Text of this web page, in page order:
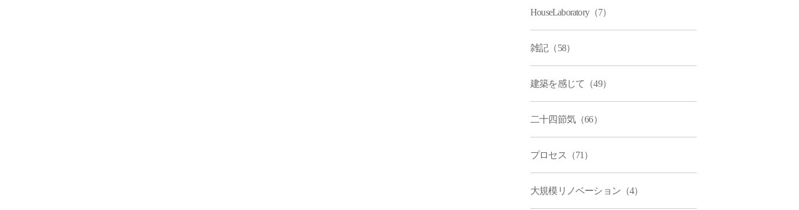
HouseLaboratory（7）
雑記（58）
建築を感じて（49）
二十四節気（66）
プロセス（71）
大規模リノベーション（4）